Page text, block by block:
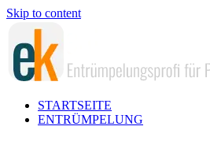
Skip to content
STARTSEITE
ENTRÜMPELUNG